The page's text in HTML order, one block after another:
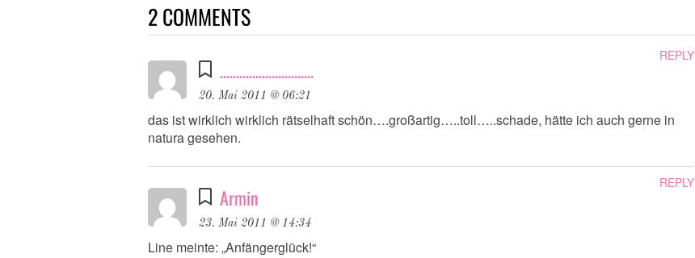
2 COMMENTS
.............................
20. Mai 2011 @ 06:21
das ist wirklich wirklich rätselhaft schön….großartig…..toll…..schade, hätte ich auch gerne in
natura gesehen.
REPLY
Armin
23. Mai 2011 @ 14:34
Line meinte: „Anfängerglück!“
REPLY